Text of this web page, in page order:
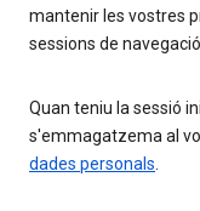
mantenir les vostres
sessions de
Quan teniu la sessió
s'emmagatzema al
dades personals.